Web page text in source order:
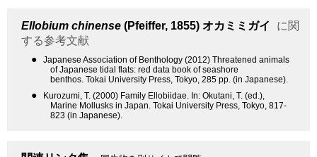
Ellobium chinense (Pfeiffer, 1855) オカミミガイ
に関
する参考文献
●
Japanese Association of Benthology (2012) Threatened animals
of Japanese tidal flats: red data book of seashore
benthos. Tokai University Press, Tokyo, 285 pp. (in Japanese).
●
Kurozumi, T. (2000) Family Ellobiidae. In: Okutani, T. (ed.),
Marine Mollusks in Japan. Tokai University Press, Tokyo, 817-
823 (in Japanese).